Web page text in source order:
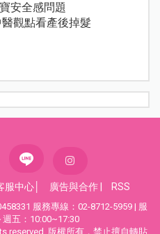
安全感問題
觀點看產後掉髮
服中心 廣告與合作 RSS
服務專線：02-8712-5959 | 服
五：10:00~17:30
reserved. 版權所有，禁止擅自轉貼